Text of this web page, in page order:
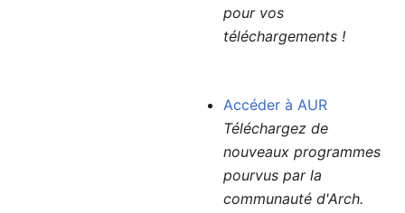
pour vos
téléchargements !
Accéder à AUR
Téléchargez de
nouveaux programmes
pourvus par la
communauté d'Arch.